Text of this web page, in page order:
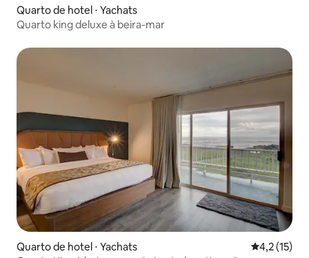
Quarto de hotel ⋅ Yachats
Quarto king deluxe à beira-mar
Quarto de hotel ⋅ Yachats 4,2 de uma
4,2 (15)